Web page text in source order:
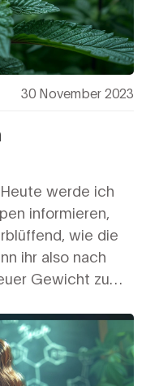
30 November 2023
werde ich
informieren,
wie die
ihr also nach
Gewicht zu